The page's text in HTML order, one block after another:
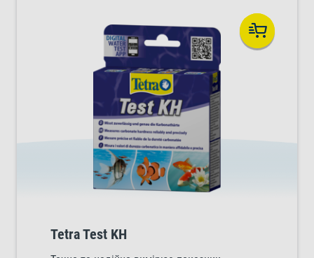
Tetra Test KH